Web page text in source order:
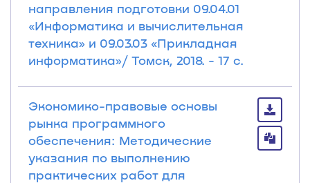
направления подготовки 09.04.01
«Информатика и вычислительная
техника» и 09.03.03 «Прикладная
информатика»/ Томск, 2018. - 17 с.
Экономико-правовые основы
рынка программного
обеспечения: Методические
указания по выполнению
практических работ для